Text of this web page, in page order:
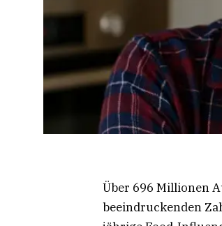
Über 696 Millionen
beeindruckenden